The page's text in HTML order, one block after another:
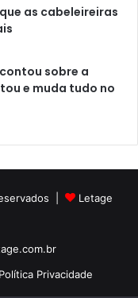
as cabeleireiras
sobre a
e muda tudo no
|
Letage
Política Privacidade